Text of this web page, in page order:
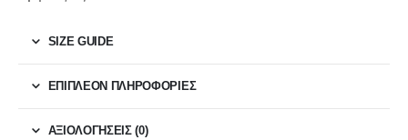
SIZE GUIDE
ΕΠΙΠΛΈΟΝ ΠΛΗΡΟΦΟΡΊΕΣ
ΑΞΙΟΛΟΓΉΣΕΙΣ (0)